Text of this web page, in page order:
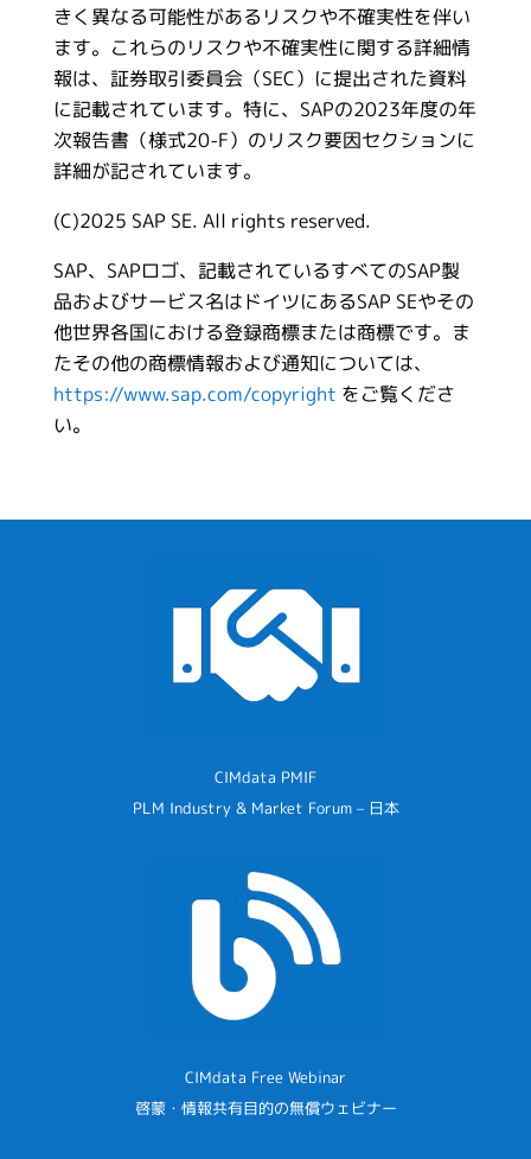
きく異なる可能性があるリスクや不確実性を伴い
ます。これらのリスクや不確実性に関する詳細情
報は、証券取引委員会（SEC）に提出された資料
に記載されています。特に、SAPの2023年度の年
次報告書（様式20-F）のリスク要因セクションに
詳細が記されています。
(C)2025 SAP SE. All rights reserved.
SAP、SAPロゴ、記載されているすべてのSAP製
品およびサービス名はドイツにあるSAP SEやその
他世界各国における登録商標または商標です。ま
たその他の商標情報および通知については、
https://www.sap.com/copyright をご覧くださ
い。
CIMdata PMIF
PLM Industry & Market Forum – 日本
CIMdata Free Webinar
啓蒙・情報共有目的の無償ウェビナー